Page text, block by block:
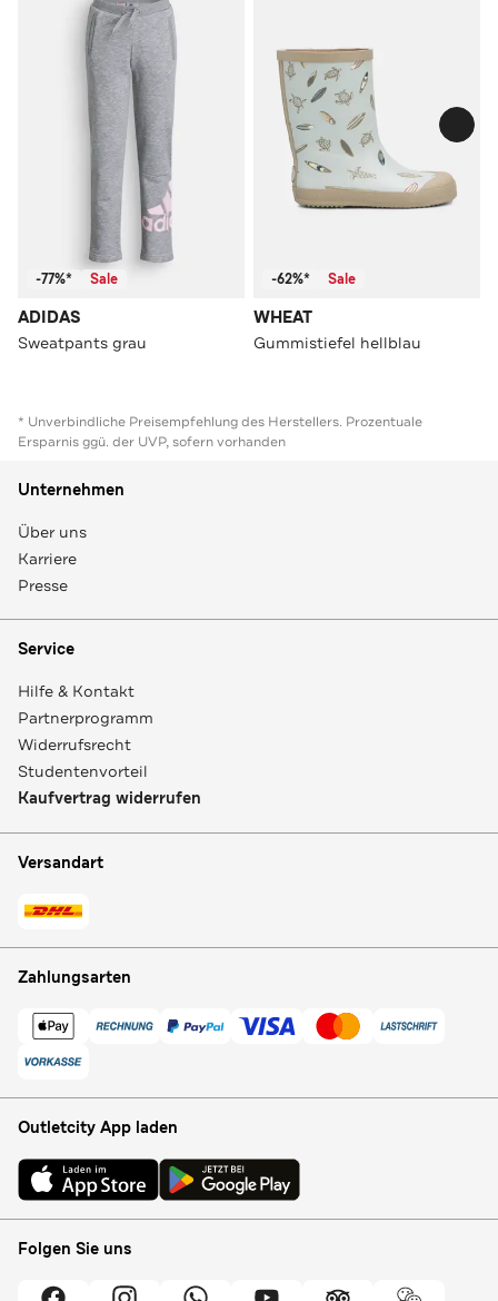
-77%* Sale
ADIDAS
Sweatpants grau
-62%* Sale
WHEAT
Gummistiefel hellblau
* Unverbindliche Preisempfehlung des Herstellers. Prozentuale
Ersparnis ggü. der UVP, sofern vorhanden
Unternehmen
Über uns
Karriere
Presse
Service
Hilfe & Kontakt
Partnerprogramm
Widerrufsrecht
Studentenvorteil
Kaufvertrag widerrufen
Versandart
Zahlungsarten
Outletcity App laden
Folgen Sie uns